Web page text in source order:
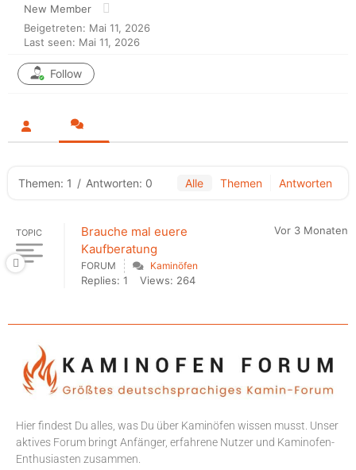
New Member
Beigetreten: Mai 11, 2026
Last seen: Mai 11, 2026
Follow
Themen: 1 / Antworten: 0 Alle Themen Antworten
TOPIC
Brauche mal euere
Kaufberatung
Vor 3 Monaten
FORUM Kaminöfen
Replies: 1 Views: 264
Hier findest Du alles, was Du über Kaminöfen wissen musst. Unser
aktives Forum bringt Anfänger, erfahrene Nutzer und Kaminofen-
Enthusiasten zusammen.